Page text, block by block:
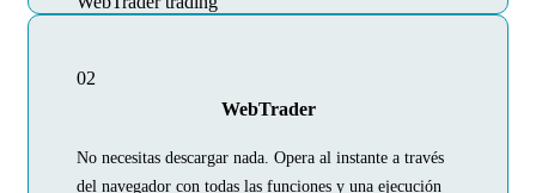
02
WebTrader
No necesitas descargar nada. Opera al instante a través
del navegador con todas las funciones y una ejecución